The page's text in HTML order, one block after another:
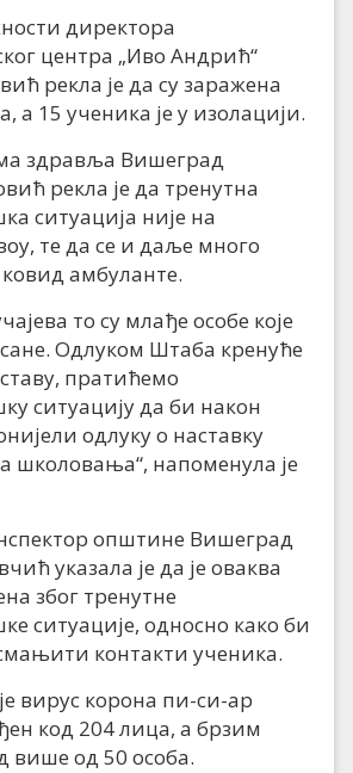
директора
центра „Иво Андрић“
рекла је да су заражена
а 15 ученика је у изолацији.
здравља Вишеград
рекла је да тренутна
ситуација није на
те да се и даље много
амбуланте.
то су млађе особе које
Одлуком Штаба кренуће
пратићемо
ситуацију да би након
одлуку о наставку
школовања“, напоменула је
општине Вишеград
указала је да је оваква
због тренутне
ситуације, односно како би
контакти ученика.
вирус корона пи-си-ар
код 204 лица, а брзим
више од 50 особа.